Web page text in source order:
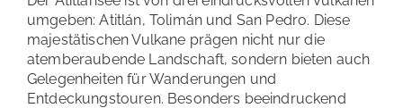
umgeben: Atitlán, Tolimán und San Pedro. Diese
majestätischen Vulkane prägen nicht nur die
atemberaubende Landschaft, sondern bieten auch
Gelegenheiten für Wanderungen und
Entdeckungstouren. Besonders beeindruckend